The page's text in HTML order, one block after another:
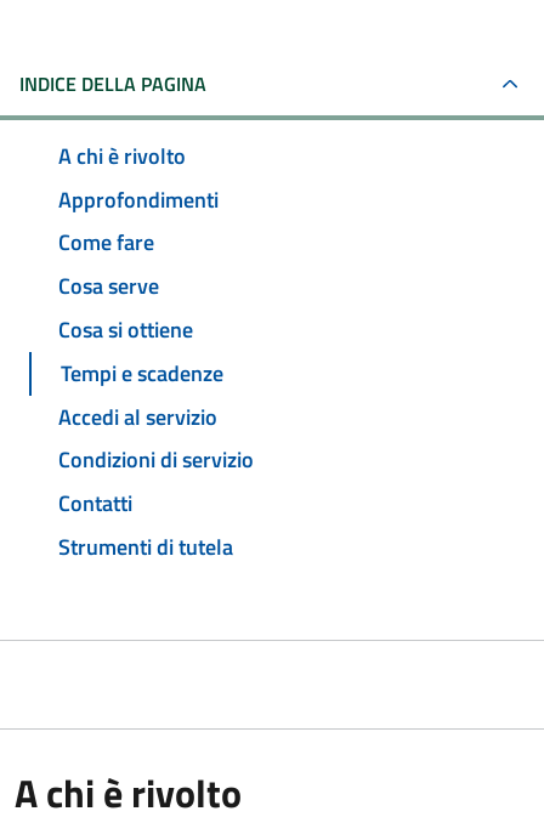
INDICE DELLA PAGINA
A chi è rivolto
Approfondimenti
Come fare
Cosa serve
Cosa si ottiene
Tempi e scadenze
Accedi al servizio
Condizioni di servizio
Contatti
Strumenti di tutela
A chi è rivolto